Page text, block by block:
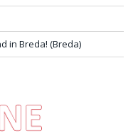
in Breda! (Breda)